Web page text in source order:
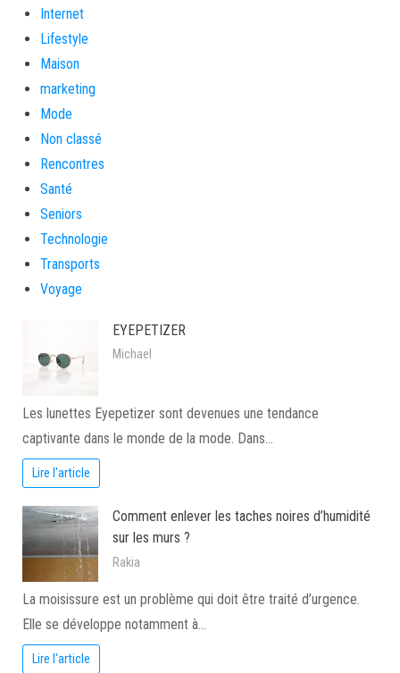
Internet
Lifestyle
Maison
marketing
Mode
Non classé
Rencontres
Santé
Seniors
Technologie
Transports
Voyage
EYEPETIZER
Michael
Les lunettes Eyepetizer sont devenues une tendance
captivante dans le monde de la mode. Dans…
Lire l'article
Comment enlever les taches noires d’humidité
sur les murs ?
Rakia
La moisissure est un problème qui doit être traité d’urgence.
Elle se développe notamment à…
Lire l'article